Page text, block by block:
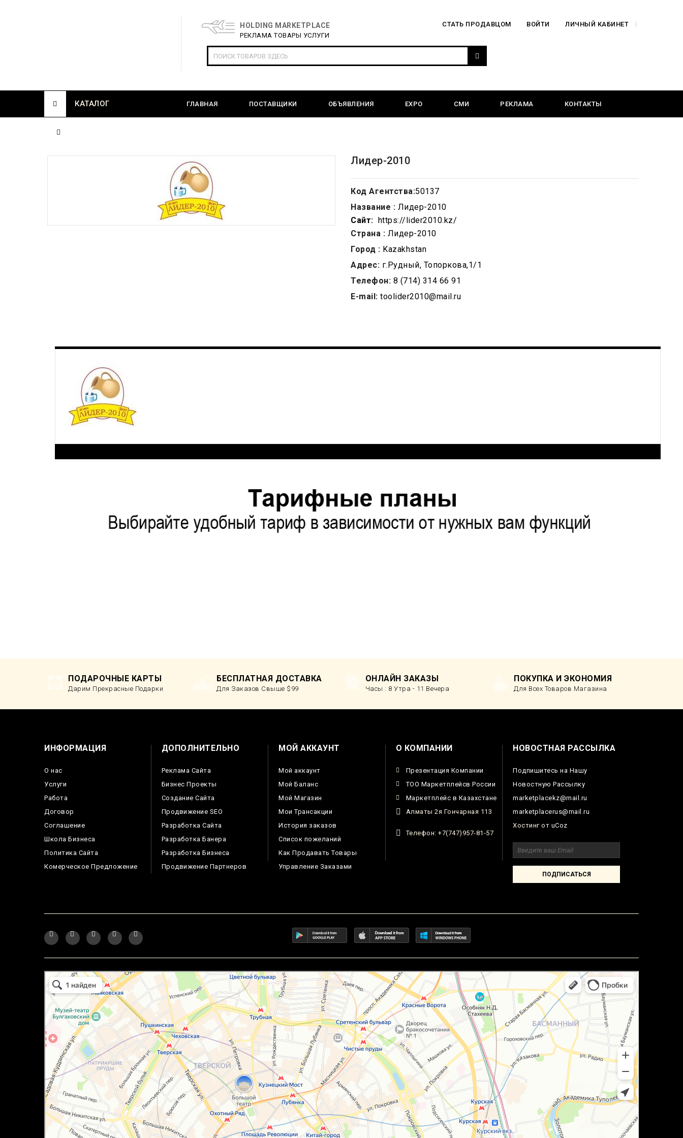
HOLDING MARKETPLACE
РЕКЛАМА ТОВАРЫ УСЛУГИ
СТАТЬ ПРОДАВЦОМ ВОЙТИ ЛИЧНЫЙ КАБИНЕТ
КАТАЛОГ ГЛАВНАЯ ПОСТАВЩИКИ ОБЪЯВЛЕНИЯ EXPO СМИ РЕКЛАМА КОНТАКТЫ
Лидер-2010
Код Агентства:50137
Название : Лидер-2010
Сайт: https://lider2010.kz/
Страна : Лидер-2010
Город : Kazakhstan
Адрес: г.Рудный, Топоркова,1/1
Телефон: 8 (714) 314 66 91
E-mail: toolider2010@mail.ru
ПОДАРОЧНЫЕ КАРТЫ
Дарим Прекрасные Подарки
БЕСПЛАТНАЯ ДОСТАВКА
Для Заказов Свыше $99
ОНЛАЙН ЗАКАЗЫ
Часы : 8 Утра - 11 Вечера
ПОКУПКА И ЭКОНОМИЯ
Для Всех Товаров Магазина
ИНФОРМАЦИЯ
О нас
Услуги
Работа
Договор
Соглашение
Школа Бизнеса
Политика Сайта
Комерческое Предложение
ДОПОЛНИТЕЛЬНО
Реклама Сайта
Бизнес Проекты
Создание Сайта
Продвижение SEO
Разработка Сайта
Разработка Банера
Разработка Бизнеса
Продвижение Партнеров
МОЙ АККАУНТ
Мой аккаунт
Мой Баланс
Мой Магазин
Мои Трансакции
История заказов
Список пожеланий
Как Продавать Товары
Управление Заказами
О КОМПАНИИ
Презентация Компании
ТОО Маркетплейсв России
Маркетплейс в Казахстане
Алматы 2я Гончарная 113
Телефон: +7(747)957-81-57
НОВОСТНАЯ РАССЫЛКА
Подпишитесь на Нашу
Новостную Рассылку
marketplacekz@mail.ru
marketplacerus@mail.ru
Хостинг от uCoz
ПОДПИСАТЬСЯ
маркетплейс охотный ряд в Москве
Москва